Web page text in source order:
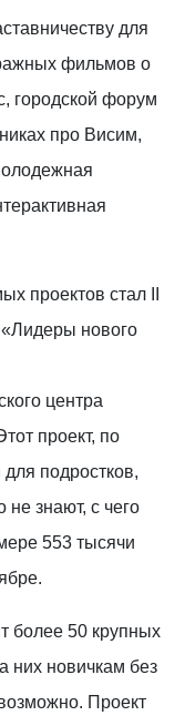
для
фильмов о
городской форум
про Висим,
проектов стал II
нового
центра
проект, по
подростков,
не знают, с чего
553 тысячи
более 50 крупных
них новичкам без
Проект